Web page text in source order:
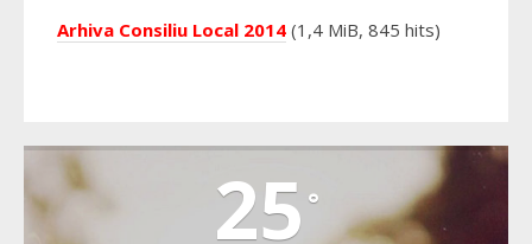
Arhiva Consiliu Local 2014 (1,4 MiB, 845 hits)
25 °